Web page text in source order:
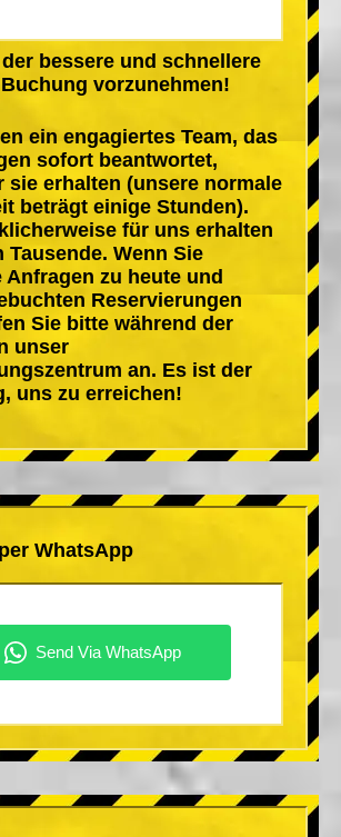
bessere und schnellere
vorzunehmen!
ein engagiertes Team, das
sofort beantwortet,
sie erhalten (unsere normale
beträgt einige Stunden).
für uns erhalten
Wenn Sie
Anfragen zu heute und
Reservierungen
Sie bitte während der
unser
an. Es ist der
uns zu erreichen!
WhatsApp